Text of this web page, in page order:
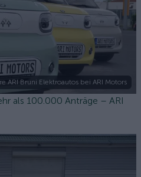
ARI Bruni Elektroautos bei ARI Motors
als 100.000 Anträge – ARI